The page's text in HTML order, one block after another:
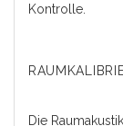
Kontrolle.
Die